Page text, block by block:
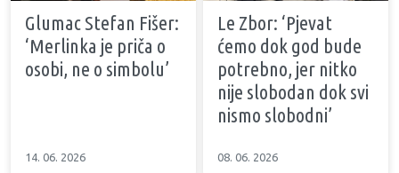
Glumac Stefan Fišer:
‘Merlinka je priča o
osobi, ne o simbolu’
14. 06. 2026
Le Zbor: ‘Pjevat
ćemo dok god bude
potrebno, jer nitko
nije slobodan dok svi
nismo slobodni’
08. 06. 2026